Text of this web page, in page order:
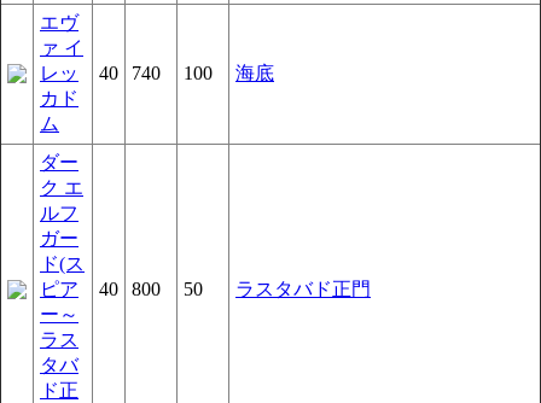
エヴ
ァ イ
レッ
カド
ム
40 740 100 海底
ダー
ク エ
ルフ
ガー
ド(ス
ピア
ー～
ラス
タバ
ド正
40 800 50 ラスタバド正門